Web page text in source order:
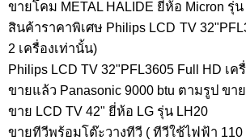
ขายโคม METAL HALIDE ยี่ห้อ Micron รุ่
สินค้าราคาพิเศษ Philips LCD TV
2 เครื่องเท่านั้น)
Philips LCD TV 32"PFL3605 Full HD เ
ขายแล้ว Panasonic 9000 btu ตามรูป ข
ขาย LCD TV 42" ยี่ห้อ LG รุ่น LH20
ขายทีวีพร้อมโต๊ะวางทีวี ( ทีวีใช้ไฟฟ้า 110